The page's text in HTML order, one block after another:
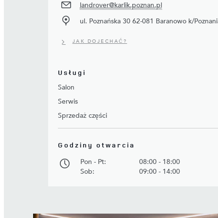
landrover@karlik.poznan.pl
ul. Poznańska 30 62-081 Baranowo k/
JAK DOJECHAĆ?
Usługi
Salon
Serwis
Sprzedaż części
Godziny otwarcia
Pon - Pt:
08:00 - 18:00
Sob:
09:00 - 14:00